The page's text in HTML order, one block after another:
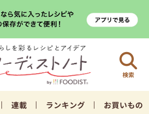
検索
連載 ランキング お買いもの